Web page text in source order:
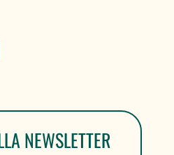
NEWSLETTER